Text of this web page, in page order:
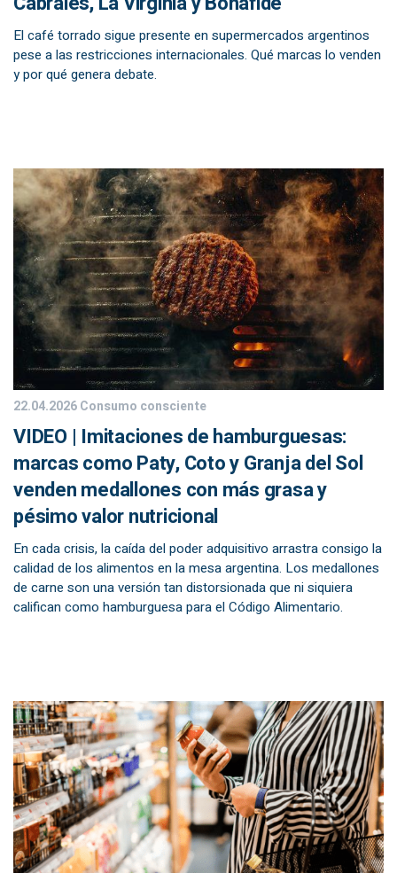
El café torrado sigue presente en supermercados argentinos
pese a las restricciones internacionales. Qué marcas lo venden
y por qué genera debate.
22.04.2026Consumo consciente
VIDEO | Imitaciones de hamburguesas:
marcas como Paty, Coto y Granja del Sol
venden medallones con más grasa y
pésimo valor nutricional
En cada crisis, la caída del poder adquisitivo arrastra consigo la
calidad de los alimentos en la mesa argentina. Los medallones
de carne son una versión tan distorsionada que ni siquiera
califican como hamburguesa para el Código Alimentario.